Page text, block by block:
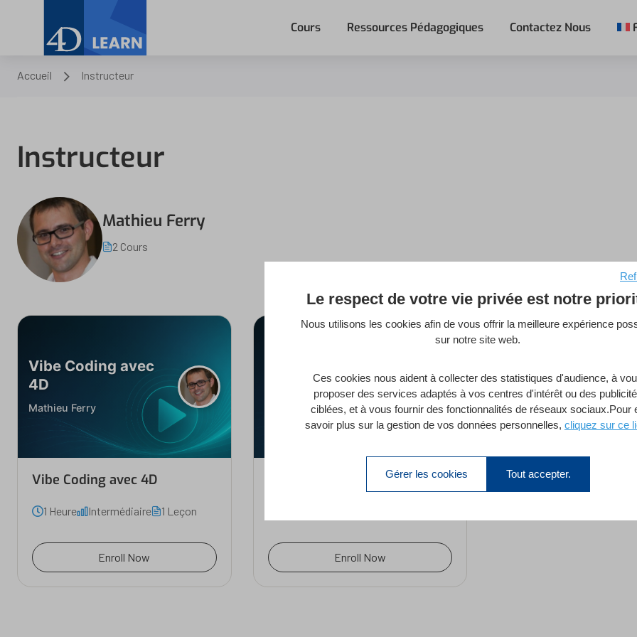
Cours Ressources Pédagogiques Contactez Nous
Accueil Instructeur
Instructeur
Mathieu Ferry
2 Cours
Vibe Coding avec
4D
Mathieu Ferry
Vibe Coding avec 4D
1 Heure Intermédiaire 1 Leçon
Enroll Now
4D AI Kit
Mathieu Ferry
IA avec 4D 21 & 4D AI Kit
Enroll Now
Le respect de votre vie privée est notre
Nous utilisons les cookies afin de vous offrir la meilleure expérience
sur notre site web.
Ces cookies nous aident à collecter des statistiques d'audience, à
proposer des services adaptés à vos centres d'intérêt ou des
ciblées, et à vous fournir des fonctionnalités de réseaux sociaux.Pour
savoir plus sur la gestion de vos données personnelles, cliquez sur ce
Gérer les cookies Tout accepter.